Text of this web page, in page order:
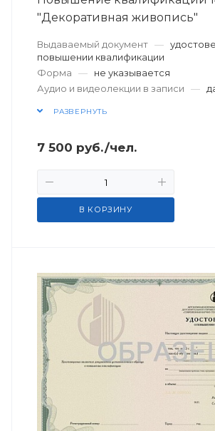
"Декоративная живопись"
Выдаваемый документ —
повышении квалификации
Форма
—
не указывается
Аудио и видеолекции в записи
—
РАЗВЕРНУТЬ
7 500 руб./чел.
В КОРЗИНУ